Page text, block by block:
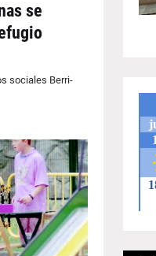
se
sociales Berri-